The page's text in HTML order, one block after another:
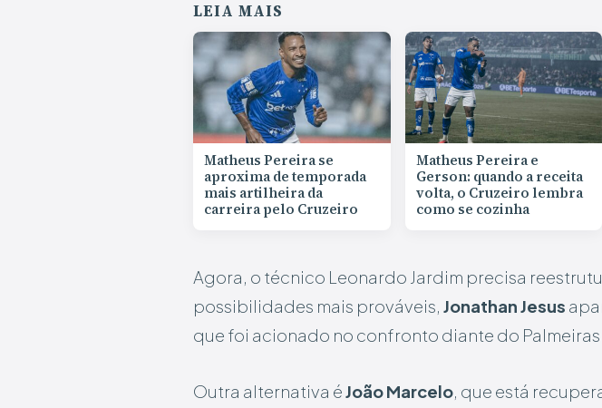
LEIA MAIS
Matheus Pereira se
aproxima de temporada
mais artilheira da
carreira pelo Cruzeiro
Matheus Pereira e
Gerson: quando a receita
volta, o Cruzeiro lembra
como se cozinha
Agora, o técnico Leonardo Jardim precisa
possibilidades mais prováveis, Jonathan Jesus
que foi acionado no confronto diante do
Outra alternativa é João Marcelo , que está